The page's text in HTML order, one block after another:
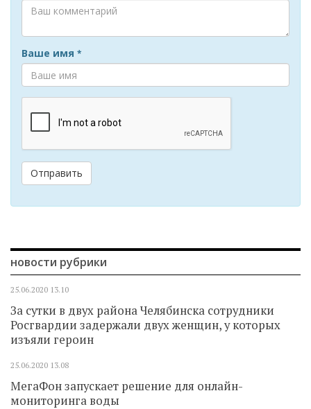
Ваше имя *
Отправить
новости рубрики
25.06.2020 13.10
За сутки в двух района Челябинска сотрудники
Росгвардии задержали двух женщин, у которых
изъяли героин
25.06.2020 13.08
МегаФон запускает решение для онлайн-
мониторинга воды